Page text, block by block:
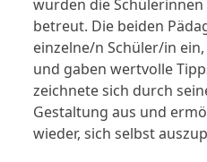
wurden die
betreut. Die beiden
einzelne/n Schüler/in
und gaben wertvolle
zeichnete sich durch
Gestaltung aus und
wieder, sich selbst